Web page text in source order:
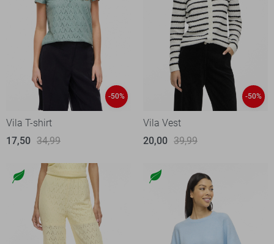
-50%
Vila T-shirt
17,50 34,99
-50%
Vila Vest
20,00 39,99